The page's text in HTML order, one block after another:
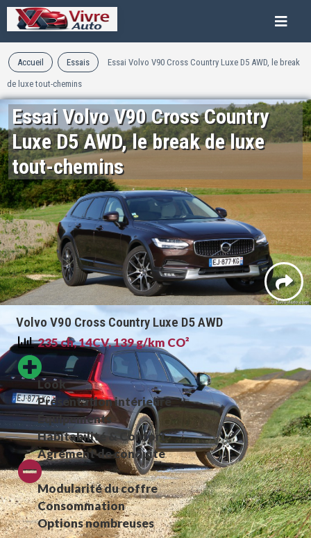
Accueil Essais Essai Volvo V90 Cross Country Luxe D5 AWD, le break
de luxe tout-chemins
Essai Volvo V90 Cross Country
Luxe D5 AWD, le break de luxe
tout-chemins
Volvo V90 Cross Country Luxe D5 AWD
235 ch, 14CV, 139 g/km CO²
Look
Présentation intérieure
Équipements
Habitabilité & Confort
Agrément de conduite
Modularité du coffre
Consommation
Options nombreuses